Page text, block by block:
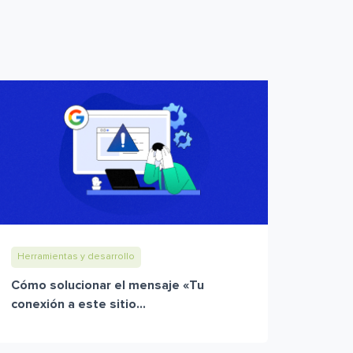
Herramientas y desarrollo
Cómo solucionar el mensaje «Tu
conexión a este sitio...